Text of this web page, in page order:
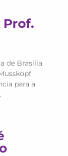
Prof.
de Brasília
para a